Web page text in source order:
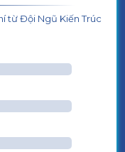
từ Đội Ngũ Kiến Trúc